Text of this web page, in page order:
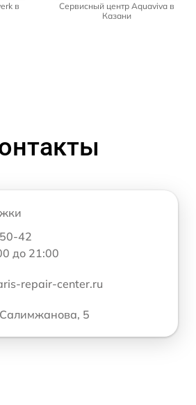
в
Сервисный центр Aquaviva в
Казани
42
до 21:00
repair-center.ru
5